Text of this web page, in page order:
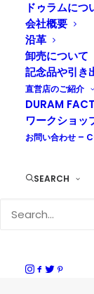
ドゥラムにつ
会社概要
沿革
卸売について
記念品や引き
直営店のご紹介
DURAM
ワークショッ
お問い合わせ –
SEARCH
DURAM スマ
サイズ